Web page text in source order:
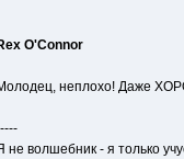
O'Connor
неплохо! Даже
не волшебник - я только